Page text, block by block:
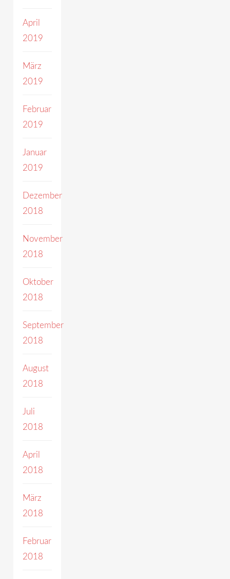
April
2019
März
2019
Februar
2019
Januar
2019
Dezember
2018
November
2018
Oktober
2018
September
2018
August
2018
Juli
2018
April
2018
März
2018
Februar
2018